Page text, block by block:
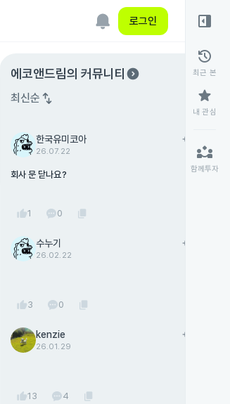
로그인
에코앤드림의 커뮤니티 expand_circle_right
최신순 swap_vert
한국유미코아
26.07.22
add
회사 문 닫나요?
thumb_up1 0 content_copy
수누기
26.02.22
add
thumb_up3 0 content_copy
kenzie
26.01.29
add
thumb_up13 4 content_copy
right_panel_open
history
최근 본
star
내 관심
partner_exchange
함께투자